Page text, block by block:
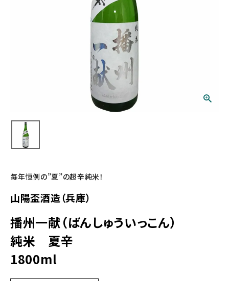
毎年恒例の”夏”の超辛純米！
山陽盃酒造（兵庫）
播州一献（ばんしゅういっこん）
純米 夏辛
1800ml